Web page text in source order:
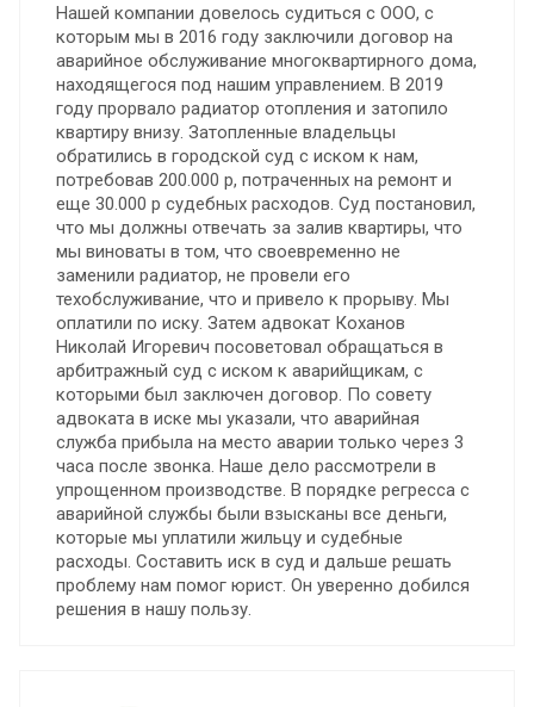
Нашей компании довелось судиться с ООО, с
которым мы в 2016 году заключили договор на
аварийное обслуживание многоквартирного дома,
находящегося под нашим управлением. В 2019
году прорвало радиатор отопления и затопило
квартиру внизу. Затопленные владельцы
обратились в городской суд с иском к нам,
потребовав 200.000 р, потраченных на ремонт и
еще 30.000 р судебных расходов. Суд постановил,
что мы должны отвечать за залив квартиры, что
мы виноваты в том, что своевременно не
заменили радиатор, не провели его
техобслуживание, что и привело к прорыву. Мы
оплатили по иску. Затем адвокат Коханов
Николай Игоревич посоветовал обращаться в
арбитражный суд с иском к аварийщикам, с
которыми был заключен договор. По совету
адвоката в иске мы указали, что аварийная
служба прибыла на место аварии только через 3
часа после звонка. Наше дело рассмотрели в
упрощенном производстве. В порядке регресса с
аварийной службы были взысканы все деньги,
которые мы уплатили жильцу и судебные
расходы. Составить иск в суд и дальше решать
проблему нам помог юрист. Он уверенно добился
решения в нашу пользу.